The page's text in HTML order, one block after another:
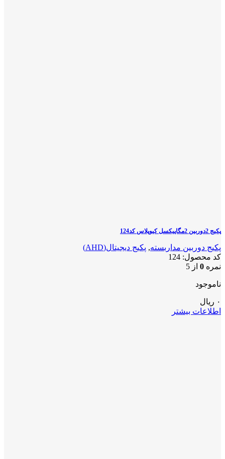
پکیج 2دوربین 2مگاپیکسل کیوپلاس کد124
پکیج دوربین مداربسته, پکیج دیجیتال(AHD)
کد محصول: 124
نمره 0 از 5
ناموجود
۰ ریال
اطلاعات بیشتر